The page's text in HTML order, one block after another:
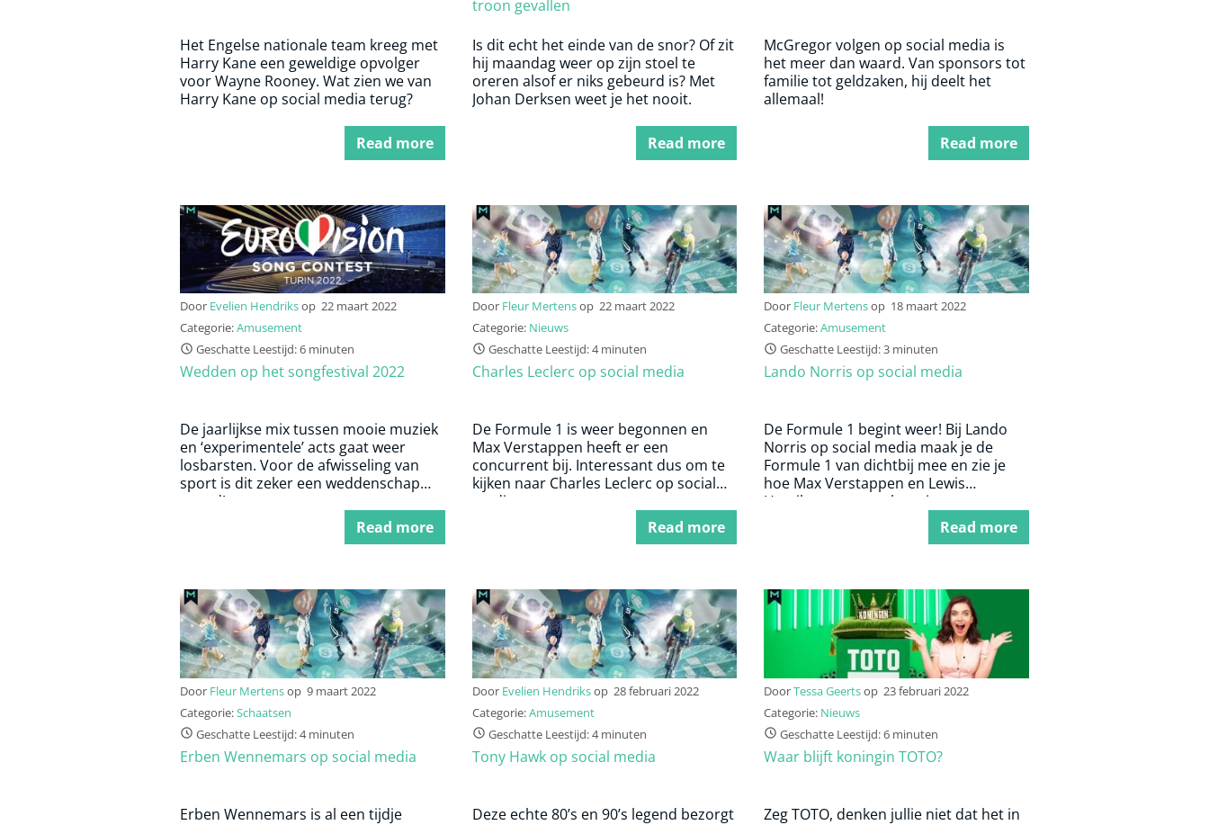
Het Engelse nationale team kreeg met
Harry Kane een geweldige opvolger
voor Wayne Rooney. Wat zien we van
Harry Kane op social media terug?
Read more
troon gevallen
Is dit echt het einde van de snor? Of zit
hij maandag weer op zijn stoel te
oreren alsof er niks gebeurd is? Met
Johan Derksen weet je het nooit.
Read more
McGregor volgen op social media is
het meer dan waard. Van sponsors tot
familie tot geldzaken, hij deelt het
allemaal!
Read more
Door Evelien Hendriksop 22 maart 2022
Categorie:Amusement
Geschatte Leestijd: 6 minuten
Wedden op het songfestival 2022
De jaarlijkse mix tussen mooie muziek
en ‘experimentele’ acts gaat weer
losbarsten. Voor de afwisseling van
sport is dit zeker een weddenschap
waard!
Read more
Door Fleur Mertensop 22 maart 2022
Categorie: Nieuws
Geschatte Leestijd: 4 minuten
Charles Leclerc op social media
De Formule 1 is weer begonnen en
Max Verstappen heeft er een
concurrent bij. Interessant dus om te
kijken naar Charles Leclerc op social
media.
Read more
Door Fleur Mertensop 18 maart 2022
Categorie:Amusement
Geschatte Leestijd: 3 minuten
Lando Norris op social media
De Formule 1 begint weer! Bij Lando
Norris op social media maak je de
Formule 1 van dichtbij mee en zie je
hoe Max Verstappen en Lewis
Hamilton weer tot het uiterste gaan.
Read more
Door Fleur Mertensop 9 maart 2022
Categorie:Schaatsen
Geschatte Leestijd: 4 minuten
Erben Wennemars op social media
Erben Wennemars is al een tijdje
Door Evelien Hendriksop 28 februari 2022
Categorie:Amusement
Geschatte Leestijd: 4 minuten
Tony Hawk op social media
Deze echte 80’s en 90’s legend bezorgt
DoorTessa Geertsop23 februari 2022
Categorie: Nieuws
Geschatte Leestijd: 6 minuten
Waar blijft koningin TOTO?
Zeg TOTO, denken jullie niet dat het in